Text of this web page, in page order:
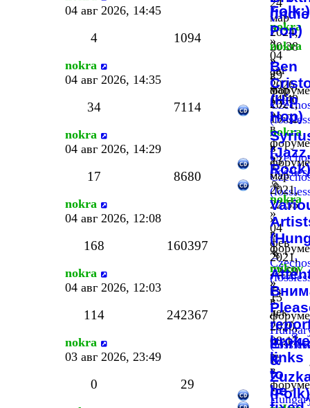
мар
2024,
20:38
»
в
форуме
Folk;)
nokra
»
04
авг
2026,
14:40
»
в
форуме
04 авг 2026, 14:45
(Indie
Pop)
nokra
»
29
мар
2021,
19:02
»
в
форуме
4 1094
nokra
04 авг 2026, 14:35
Ben
(Hip
Hop)
nokra
»
23
мар
2021,
22:55
»
в
форуме
34 7114
nokra
04 авг 2026, 14:29
(Jazz,
Rock)
nokra
»
04
фев
2021,
22:59
»
в
форуме
17 8680
nokra
04 авг 2026, 12:08
mikov
»
15
дек
2020,
08:17
»
в
форуме
168 160397
nokra
04 авг 2026, 12:03
links
to
be
114 242367
nokra
03 авг 2026, 23:49
&
(Folk)
0 29